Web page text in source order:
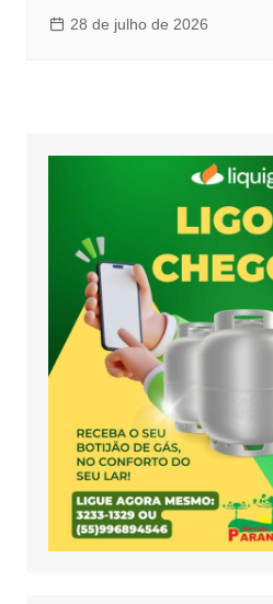
28 de julho de 2026